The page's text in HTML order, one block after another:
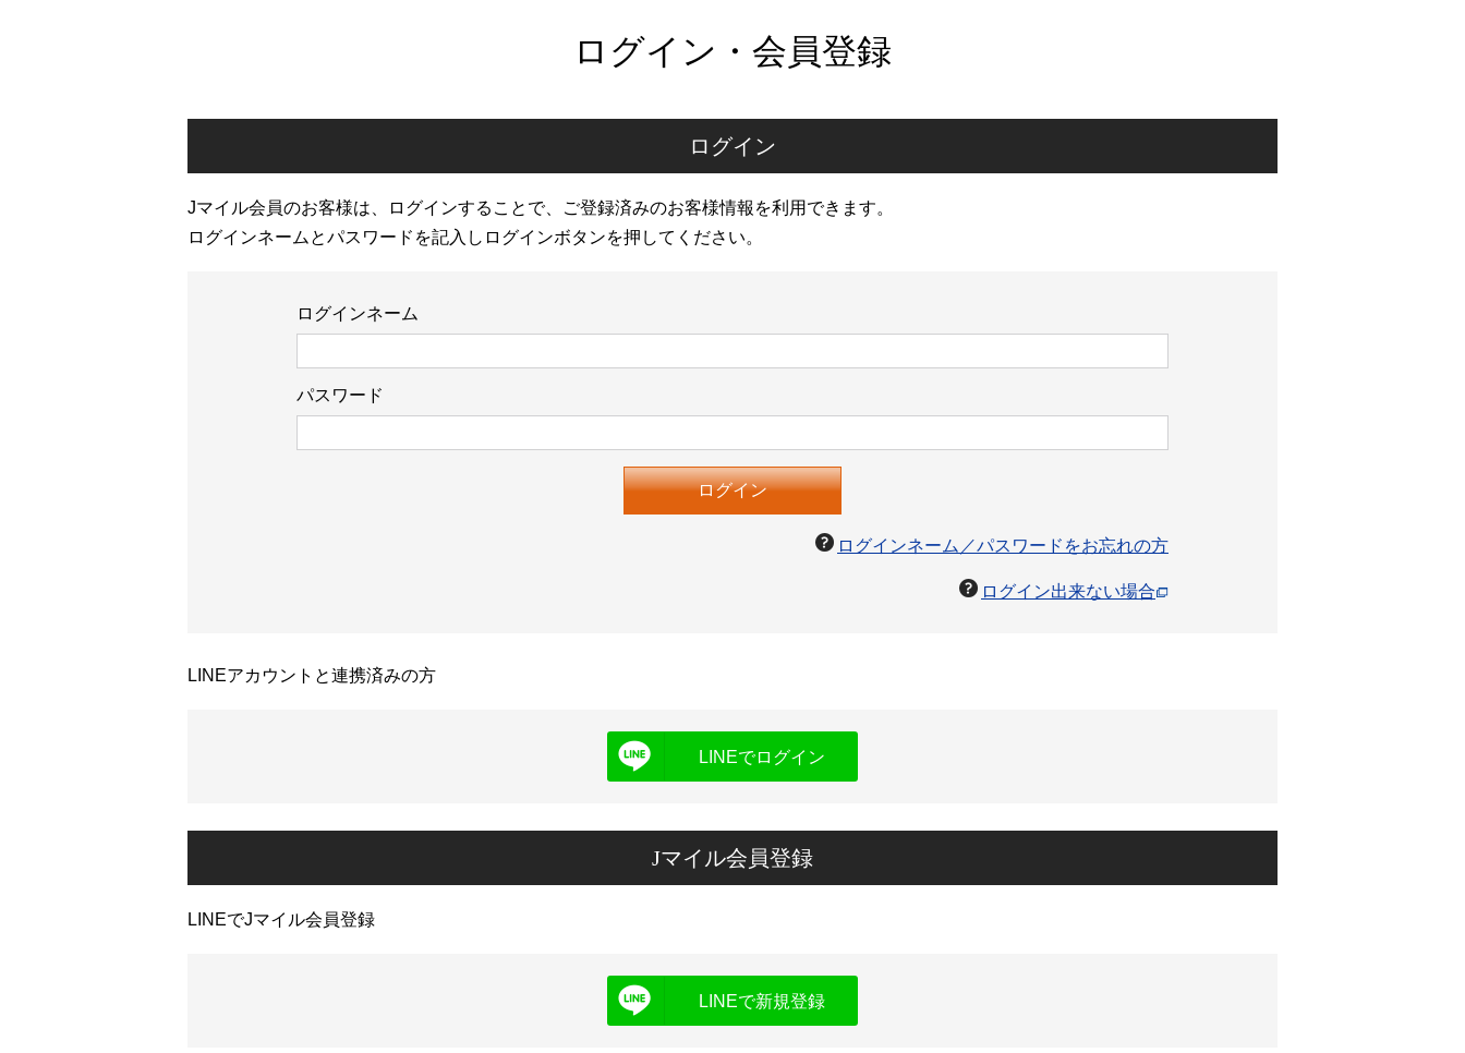
ログイン・会員登録
ログイン
Jマイル会員のお客様は、ログインすることで、ご登録済みのお客様情報を利用できます。
ログインネームとパスワードを記入しログインボタンを押してください。
ログインネーム
パスワード
ログインネーム／パスワードをお忘れの方
ログイン出来ない場合
LINEアカウントと連携済みの方
LINEでログイン
Jマイル会員登録
LINEでJマイル会員登録
LINEで新規登録